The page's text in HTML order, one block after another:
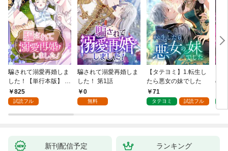
騙されて溺愛再婚しま
した！【単行本版】 1
巻825
試読フル
騙されて溺愛再婚しま
した！ 第1話
0
無料
【タテヨミ】1.転生し
たら悪女の妹でした
71
タテヨミ 試読フル
の
新刊配信予定 ランキング